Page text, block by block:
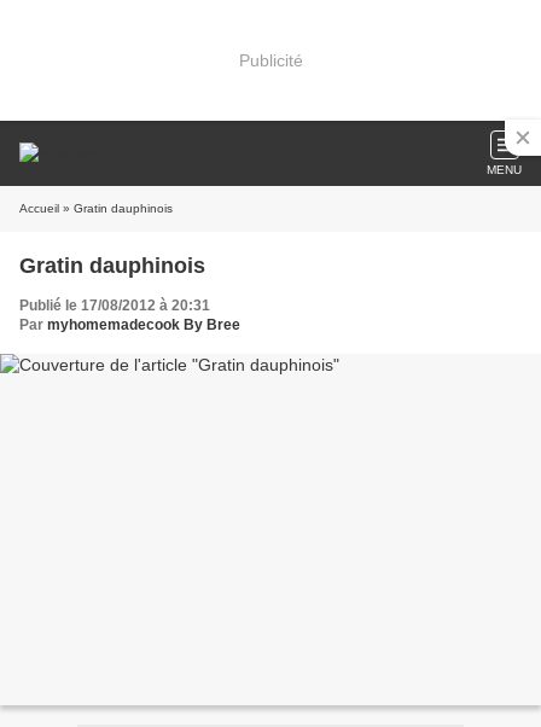
Publicité
MENU
Accueil » Gratin dauphinois
Gratin dauphinois
Publié le 17/08/2012 à 20:31
Par myhomemadecook By Bree